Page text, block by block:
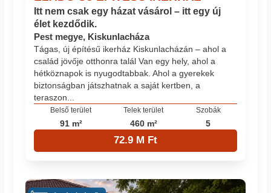
Itt nem csak egy házat vásárol – itt egy új
élet kezdődik.
Pest megye, Kiskunlacháza
Tágas, új építésű ikerház Kiskunlacházán – ahol a
család jövője otthonra talál Van egy hely, ahol a
hétköznapok is nyugodtabbak. Ahol a gyerekek
biztonságban játszhatnak a saját kertben, a
teraszon...
Belső terület
91 m²
Telek terület
460 m²
Szobák
5
72.9 M Ft